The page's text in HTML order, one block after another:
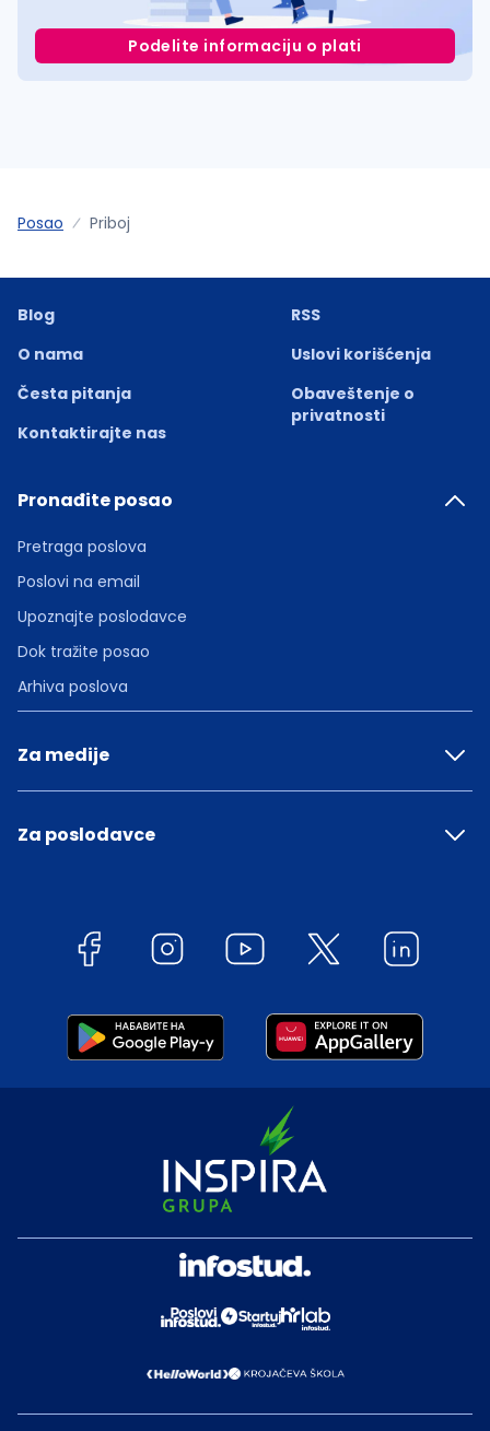
Podelite informaciju o plati
Posao Priboj
Blog
O nama
Česta pitanja
Kontaktirajte nas
RSS
Uslovi korišćenja
Obaveštenje o
privatnosti
Pronađite posao
Pretraga poslova
Poslovi na email
Upoznajte poslodavce
Dok tražite posao
Arhiva poslova
Za medije
Za poslodavce